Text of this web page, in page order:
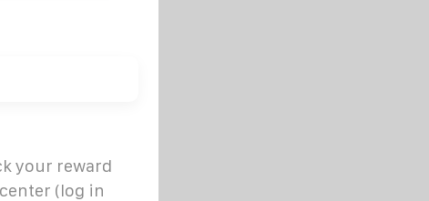
your reward
(log in